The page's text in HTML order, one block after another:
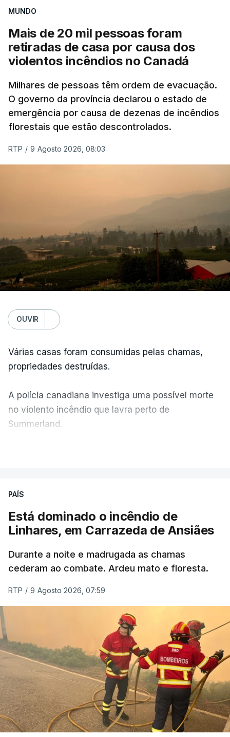
MUNDO
Mais de 20 mil pessoas foram
retiradas de casa por causa dos
violentos incêndios no Canadá
Milhares de pessoas têm ordem de evacuação.
O governo da província declarou o estado de
emergência por causa de dezenas de incêndios
florestais que estão descontrolados.
RTP / 9 Agosto 2026, 08:03
OUVIR
Várias casas foram consumidas pelas chamas,
propriedades destruídas.
A polícia canadiana investiga uma possível morte
no violento incêndio que lavra perto de
Summerland.
ERRO100
ERROR ON HTML5 MEDIA ELEMENT
ESTE CONTEÚDO ESTÁ NESTE
MOMENTO INDISPONÍVEL
As autoridades canadianas estimam que vai levar
dias ou semanas para controlar o fogo. Mais de
dois mil operacionais estão no terreno no combate
às chamas.
PAÍS
Está dominado o incêndio de
Linhares, em Carrazeda de Ansiães
Durante a noite e madrugada as chamas
cederam ao combate. Ardeu mato e floresta.
RTP / 9 Agosto 2026, 07:59